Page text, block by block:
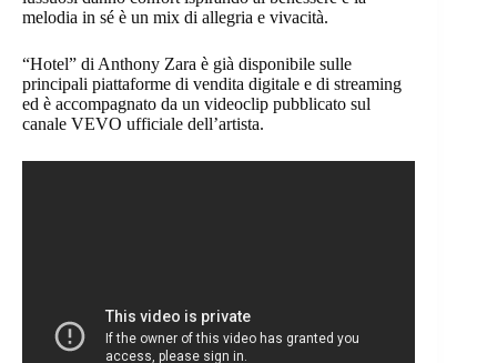
melodia in sé è un mix di allegria e vivacità.
“Hotel” di Anthony Zara è già disponibile sulle
principali piattaforme di vendita digitale e di streaming
ed è accompagnato da un videoclip pubblicato sul
canale VEVO ufficiale dell’artista.